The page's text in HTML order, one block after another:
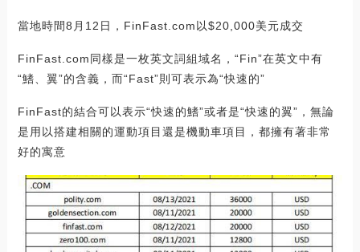
當地時間8月12日，FinFast.com以$20,000美元成交
FinFast.com同樣是一枚英文詞組域名，“Fin”在英文中有
“鰭、翼”的含義，而“Fast”則可表示為“快速的”
FinFast的結合可以表示“快速的鰭”或者是“快速的翼”，無論
是用以搭建相關的運動項目還是機動車項目，都擁有著非常
好的寓意